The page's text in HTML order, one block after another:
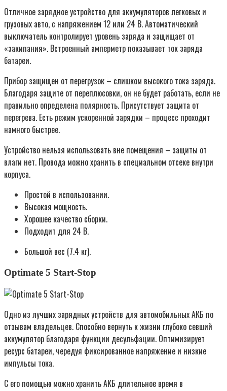
Отличное зарядное устройство для аккумуляторов легковых и
грузовых авто, с напряжением 12 или 24 В. Автоматический
выключатель контролирует уровень заряда и защищает от
«закипания». Встроенный амперметр показывает ток заряда
батареи.
Прибор защищен от перегрузок – слишком высокого тока заряда.
Благодаря защите от переплюсовки, он не будет работать, если не
правильно определена полярность. Присутствует защита от
перегрева. Есть режим ускоренной зарядки – процесс проходит
намного быстрее.
Устройство нельзя использовать вне помещения – защиты от
влаги нет. Провода можно хранить в специальном отсеке внутри
корпуса.
Простой в использовании.
Высокая мощность.
Хорошее качество сборки.
Подходит для 24 В.
Большой вес (7.4 кг).
Optimate 5 Start-Stop
Одно из лучших зарядных устройств для автомобильных АКБ по
отзывам владельцев. Способно вернуть к жизни глубоко севший
аккумулятор благодаря функции десульфации. Оптимизирует
ресурс батареи, чередуя фиксированное напряжение и низкие
импульсы тока.
С его помощью можно хранить АКБ длительное время в